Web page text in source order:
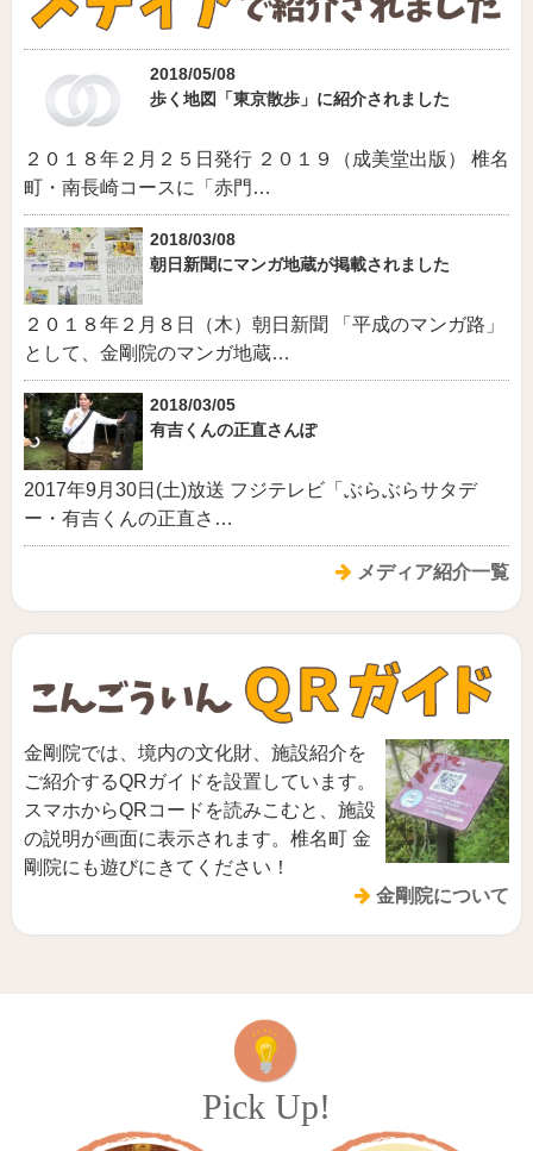
2018/05/08
歩く地図「東京散歩」に紹介されました
２０１８年２月２５日発行 ２０１９（成美堂出版） 椎名
町・南長崎コースに「赤門…
2018/03/08
朝日新聞にマンガ地蔵が掲載されました
２０１８年２月８日（木）朝日新聞 「平成のマンガ路」
として、金剛院のマンガ地蔵…
2018/03/05
有吉くんの正直さんぽ
2017年9月30日(土)放送 フジテレビ「ぶらぶらサタデ
ー・有吉くんの正直さ…
メディア紹介一覧
金剛院では、境内の文化財、施設紹介を
ご紹介するQRガイドを設置しています。
スマホからQRコードを読みこむと、施設
の説明が画面に表示されます。椎名町 金
剛院にも遊びにきてください！
金剛院について
Pick Up!